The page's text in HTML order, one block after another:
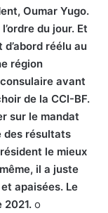
Oumar Yugo.
du jour. Et
réélu au
région
avant
de la CCI-BF.
sur le mandat
des résultats
le mieux
il a juste
apaisées. Le
2021. o